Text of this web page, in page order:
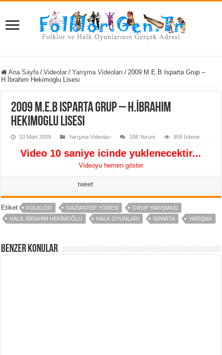
Ana Sayfa / Videolar / Yarışma Videoları / 2009 M.E.B Isparta Grup –
H.İbrahim Hekimoglu Lisesi
2009 M.E.B Isparta Grup – H.İbrahim
Hekimoglu Lisesi
03 Mart 2009 Yarışma Videoları 188 Yorum 955 İzleme
Video 10 saniye icinde yuklenecektir...
Videoyu hemen göster
tweet
Etiket FOLKLOR GAZIANTEP YÖRESI
GRUP YARIŞMASI
HALIL IBRAHIM HEKIMOĞLU
HALK OYUNLARI ISPARTA YARIŞMA
Benzer Konular